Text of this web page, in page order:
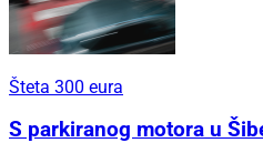
Šteta 300 eura
S parkiranog motora u